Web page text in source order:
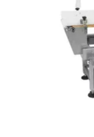
POLITIQUE